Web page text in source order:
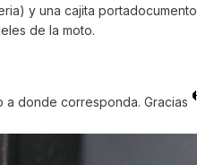
y una cajita
de la moto.
donde corresponda. Gracias